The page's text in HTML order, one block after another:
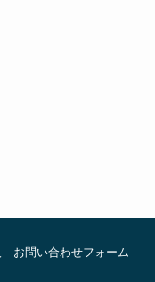
お問い合わせフォーム